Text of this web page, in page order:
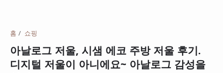
홈 쇼핑
아날로그 저울, 시샘 에코 주방 저울 후기.
디지털 저울이 아니에요~ 아날로그 감성을